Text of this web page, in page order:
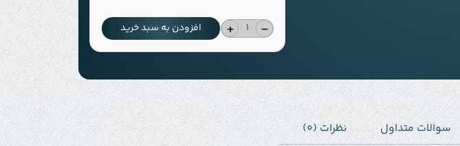
-
+ افزودن به سبد خرید
سوالات متداول نظرات (0)